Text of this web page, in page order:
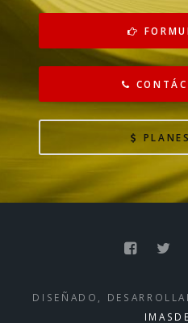
DISEÑADO,